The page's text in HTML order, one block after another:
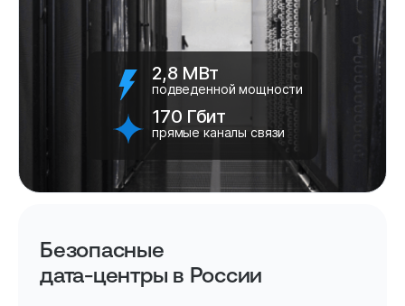
2,8 МВт
подведенной мощности
170 Гбит
прямые каналы связи
Безопасные
дата-центры в России